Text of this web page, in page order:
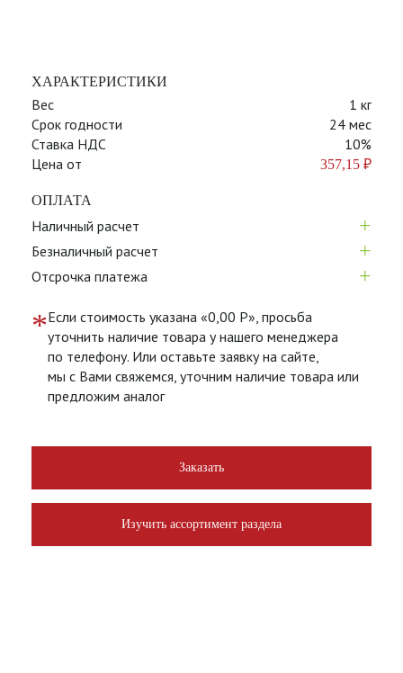
ХАРАКТЕРИСТИКИ
Вес
1 кг
Срок годности
24 мес
Ставка НДС
10%
Цена от
357,15 ₽
ОПЛАТА
Наличный расчет +
Безналичный расчет +
Отсрочка платежа +
*Если стоимость указана «0,00 Р», просьба
уточнить наличие товара у нашего менеджера
по телефону. Или оставьте заявку на сайте,
мы с Вами свяжемся, уточним наличие товара или
предложим аналог
Заказать
Изучить ассортимент раздела